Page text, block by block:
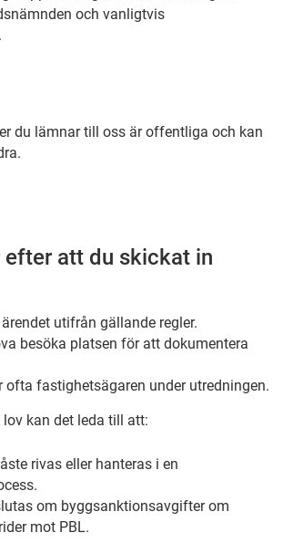
och vanligtvis
du lämnar till oss är offentliga och kan
efter att du skickat in
utifrån gällande regler.
besöka platsen för att dokumentera
ofta fastighetsägaren under utredningen.
kan det leda till att:
rivas eller hanteras i en
om byggsanktionsavgifterom
mot PBL.